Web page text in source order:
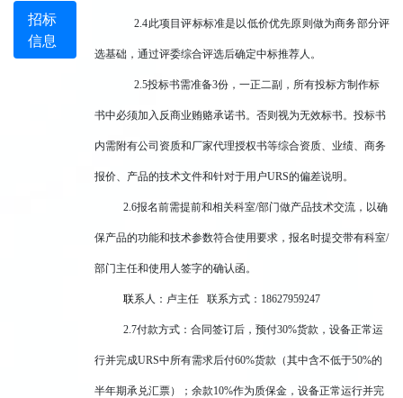
招标
信息
2.4此项目评标标准是以低价优先原则做为商务部分评
选基础，通过评委综合评选后确定中标推荐人。
2.5投标书需准备3份，一正二副，所有投标方制作标
书中必须加入反商业贿赂承诺书。否则视为无效标书。投标书
内需附有公司资质和厂家代理授权书等综合资质、业绩、商务
报价、产品的技术文件和针对于用户URS的偏差说明。
2.6报名前需提前和相关科室/部门做产品技术交流，以确
保产品的功能和技术参数符合使用要求，报名时提交带有科室/
部门主任和使用人签字的确认函。
联系人：卢主任 联系方式：18627959247
2.7付款方式：合同签订后，预付30%货款，设备正常运
行并完成URS中所有需求后付60%货款（其中含不低于50%的
半年期承兑汇票）；余款10%作为质保金，设备正常运行并完